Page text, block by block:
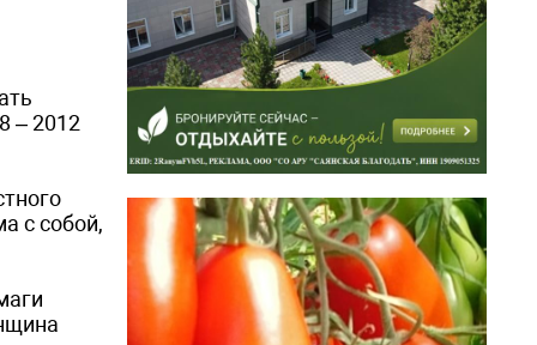
– 2012
с собой,